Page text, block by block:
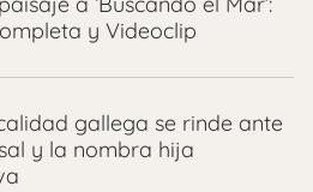
y Videoclip
gallega se rinde ante
y la nombra hija